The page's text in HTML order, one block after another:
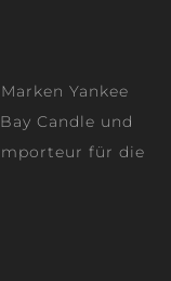
Yankee
Candle und
für die